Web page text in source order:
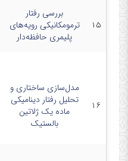
۱۵
بررسی رفتار
ترمومکانیکی رویه‌های
پلیمری حافظه‌دار
۱۶
مدل‌سازی ساختاری و
تحلیل رفتار دینامیکی
ماده یک ژلاتین
بالستیک